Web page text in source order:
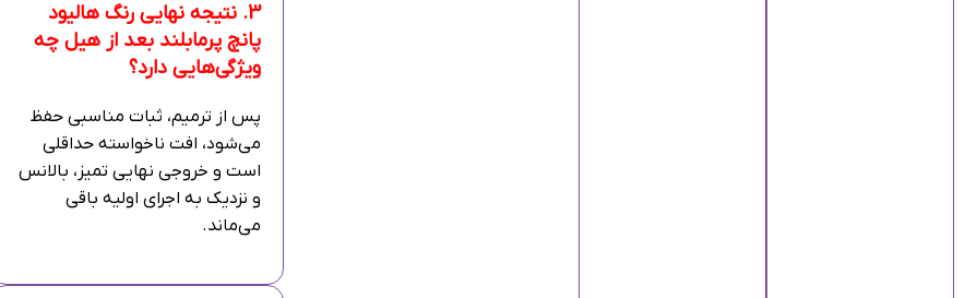
3. نتیجه نهایی رنگ هالیود
پانچ پرمابلند بعد از هیل چه
ویژگی‌هایی دارد؟
پس از ترمیم، ثبات مناسبی حفظ
می‌شود، افت ناخواسته حداقلی
است و خروجی نهایی تمیز، بالانس
و نزدیک به اجرای اولیه باقی
می‌ماند.